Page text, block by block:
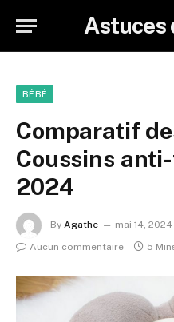
Astuces
BÉBÉ
Comparatif
Coussins
2024
By Agathe mai 14, 2024
Aucun commentaire
5